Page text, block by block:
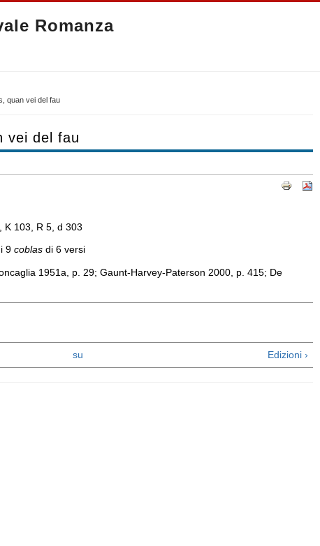
Romanza
quan vei del fau
vei del fau
K 103, R 5, d 303
9 coblas di 6 versi
1951a, p. 29; Gaunt-Harvey-Paterson 2000, p. 415; De
su Edizioni ›